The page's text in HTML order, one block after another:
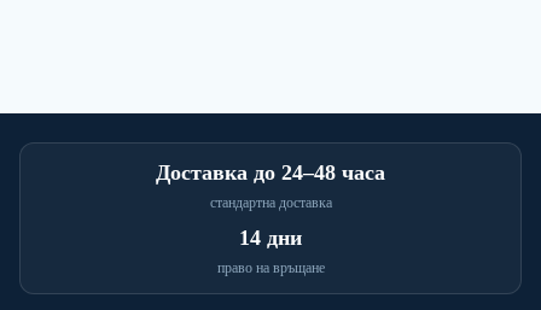
Доставка до 24–48 часа
стандартна доставка
14 дни
право на връщане